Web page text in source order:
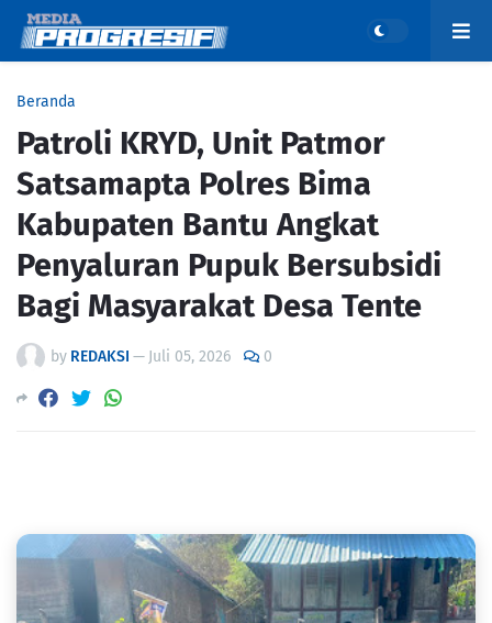
Beranda
Patroli KRYD, Unit Patmor
Satsamapta Polres Bima
Kabupaten Bantu Angkat
Penyaluran Pupuk Bersubsidi
Bagi Masyarakat Desa Tente
by REDAKSI — Juli 05, 2026 0